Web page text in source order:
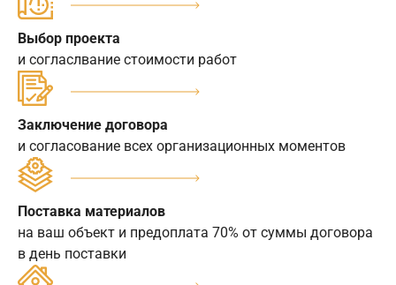
Выбор проекта
и согласлвание стоимости работ
Заключение договора
и согласование всех организационных моментов
Поставка материалов
на ваш объект и предоплата 70% от суммы договора
в день поставки